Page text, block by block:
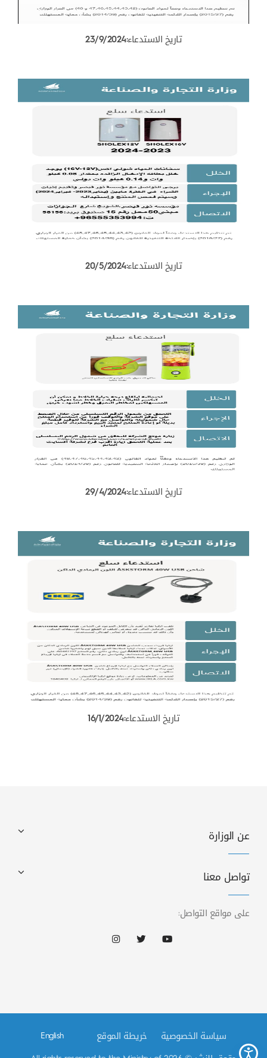
تاريخ الاستدعاء:23/9/2024
تاريخ الاستدعاء:20/5/2024
تاريخ الاستدعاء:29/4/2024
تاريخ الاستدعاء:16/1/2024
عن الوزارة
تواصل معنا
على مواقع التواصل:
سياسة الخصوصية خريطة الموقع English